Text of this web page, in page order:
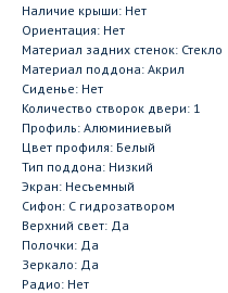
Наличие крыши: Нет
Ориентация: Нет
Материал задних стенок: Стекло
Материал поддона: Акрил
Сиденье: Нет
Количество створок двери: 1
Профиль: Алюминиевый
Цвет профиля: Белый
Тип поддона: Низкий
Экран: Несъемный
Сифон: С гидрозатвором
Верхний свет: Да
Полочки: Да
Зеркало: Да
Радио: Нет